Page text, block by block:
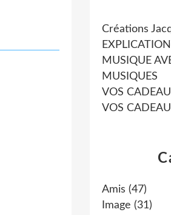
Amis (47)
Image (31)
Créations
MUSIQUE
MUSIQUES
VOS
VOS